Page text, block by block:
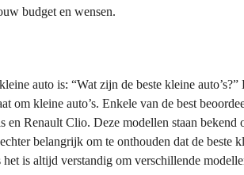
budget en wensen.
auto is: “Wat zijn de beste kleine
om kleine auto’s. Enkele van de best
en Renault Clio. Deze modellen staan bekend
belangrijk om te onthouden dat de beste
is altijd verstandig om verschillende